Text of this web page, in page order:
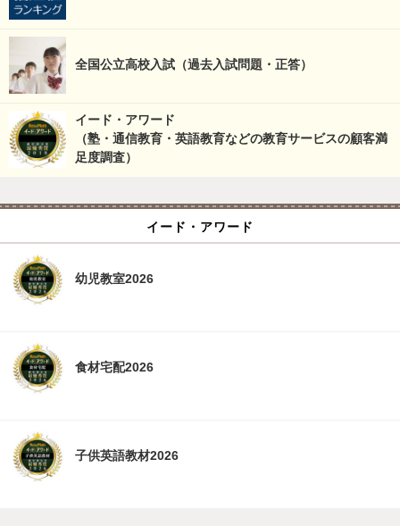
全国公立高校入試（過去入試問題・正答）
イード・アワード
（塾・通信教育・英語教育などの教育サービスの顧客満
足度調査）
イード・アワード
幼児教室2026
食材宅配2026
子供英語教材2026